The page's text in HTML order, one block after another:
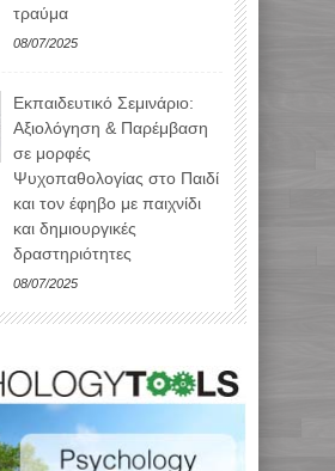
τραύμα
08/07/2025
Εκπαιδευτικό Σεμινάριο:
Αξιολόγηση & Παρέμβαση
σε μορφές
Ψυχοπαθολογίας στο Παιδί
και τον έφηβο με παιχνίδι
και δημιουργικές
δραστηριότητες
08/07/2025